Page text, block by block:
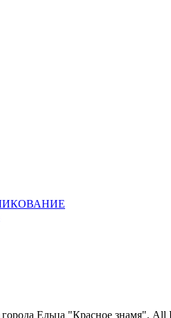
Ельца "Красное знамя". All